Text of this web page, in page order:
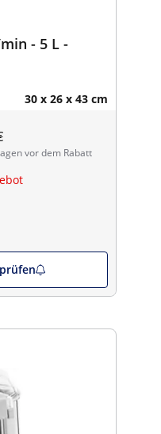
- 5 L -
30 x 26 x 43 cm
vor dem Rabatt